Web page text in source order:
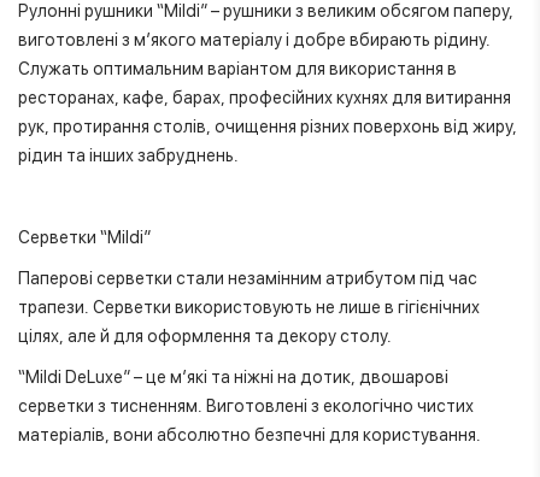
Рулонні рушники “Mildi” – рушники з великим обсягом паперу,
виготовлені з м’якого матеріалу і добре вбирають рідину.
Служать оптимальним варіантом для використання в
ресторанах, кафе, барах, професійних кухнях для витирання
рук, протирання столів, очищення різних поверхонь від жиру,
рідин та інших забруднень.
Серветки “Mildi”
Паперові серветки стали незамінним атрибутом під час
трапези. Серветки використовують не лише в гігієнічних
цілях, але й для оформлення та декору столу.
“Mildi DeLuxe” – це м’які та ніжні на дотик, двошарові
серветки з тисненням. Виготовлені з екологічно чистих
матеріалів, вони абсолютно безпечні для користування.